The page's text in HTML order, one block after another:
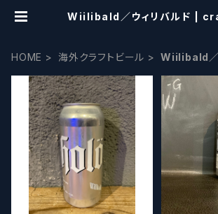
Wiilibald／ウィリバルド |
HOME 海外クラフトビール Wiilibald／